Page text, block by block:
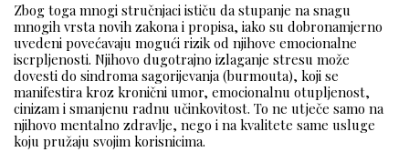
Zbog toga mnogi stručnjaci ističu da stupanje na snagu
mnogih vrsta novih zakona i propisa, iako su dobronamjerno
uvedeni povećavaju mogući rizik od njihove emocionalne
iscrpljenosti. Njihovo dugotrajno izlaganje stresu može
dovesti do sindroma sagorijevanja (burmouta), koji se
manifestira kroz kronični umor, emocionalnu otupljenost,
cinizam i smanjenu radnu učinkovitost. To ne utječe samo na
njihovo mentalno zdravlje, nego i na kvalitete same usluge
koju pružaju svojim korisnicima.